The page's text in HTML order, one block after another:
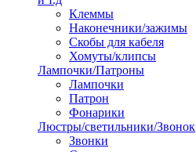
Клеммы
Наконечники/зажимы
Скобы для кабеля
Хомуты/клипсы
Лампочки/Патроны
Лампочки
Патрон
Фонарики
Люстры/светильники/Звонок
Звонки